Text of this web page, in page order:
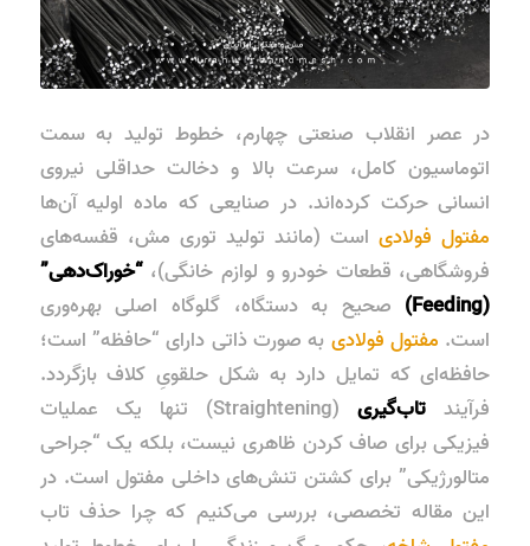
در عصر انقلاب صنعتی چهارم، خطوط تولید به سمت
اتوماسیون کامل، سرعت بالا و دخالت حداقلی نیروی
انسانی حرکت کرده‌اند. در صنایعی که ماده اولیه آن‌ها
مفتول فولادیاست (مانند تولید توری مش، قفسه‌های
فروشگاهی، قطعات خودرو و لوازم خانگی)،“خوراک‌دهی”
(Feeding)
صحیح به دستگاه، گلوگاه اصلی بهره‌وری
است. مفتول فولادی به صورت ذاتی دارای “حافظه” است؛
حافظه‌ای که تمایل دارد به شکل حلقویِ کلاف بازگردد.
فرآیند تاب‌گیری
(Straightening) تنها یک عملیات
فیزیکی برای صاف کردن ظاهری نیست، بلکه یک “جراحی
متالورژیکی” برای کشتن تنش‌های داخلی مفتول است. در
این مقاله تخصصی، بررسی می‌کنیم که چرا حذف تاب